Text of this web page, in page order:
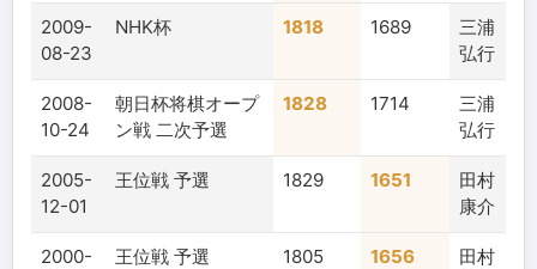
2009-
08-23
NHK杯 1818 1689
三浦
弘行
2008-
10-24
朝日杯将棋オープ
ン戦 二次予選
1828 1714
三浦
弘行
2005-
12-01
王位戦 予選 1829 1651
田村
康介
2000-
王位戦 予選 1805 1656
田村